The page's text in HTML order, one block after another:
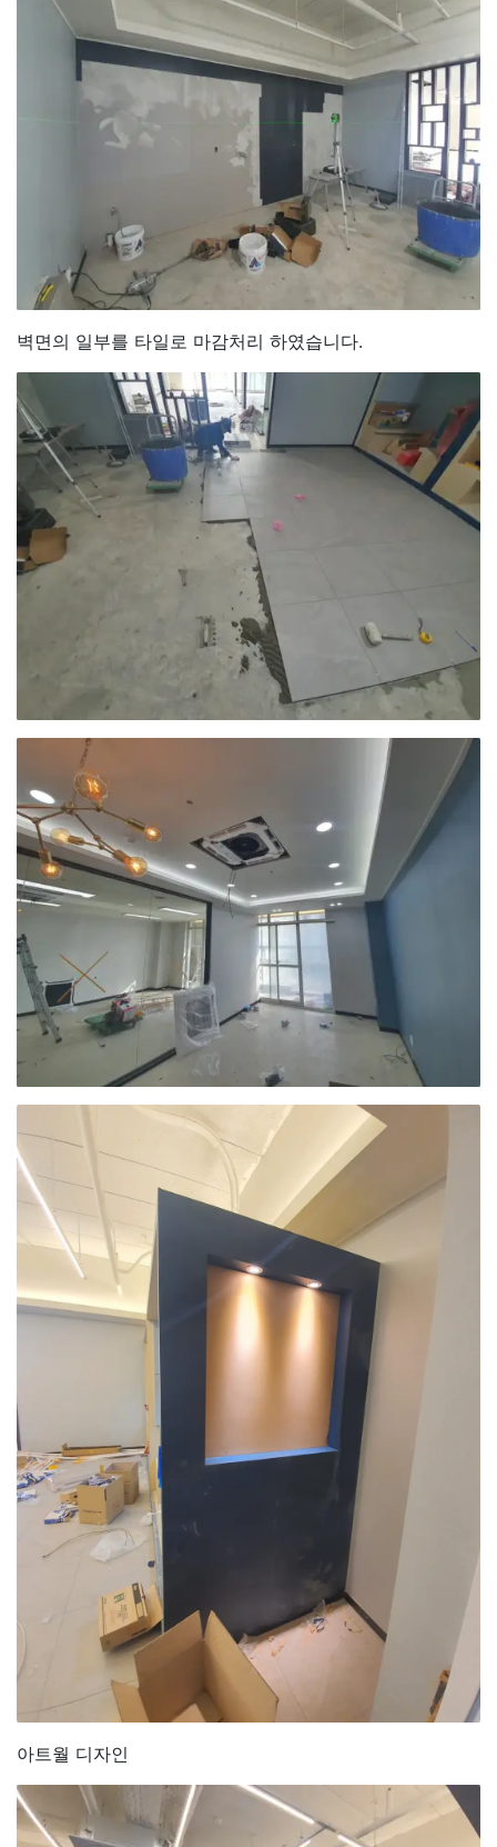
벽면의 일부를 타일로 마감처리 하였습니다.
아트월 디자인